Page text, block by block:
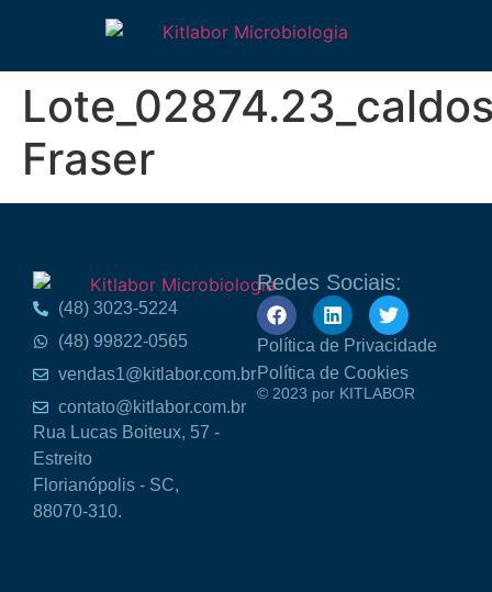
Fraser
(48) 3023-5224
(48) 99822-0565
vendas1@kitlabor.com.br
contato@kitlabor.com.br
Rua Lucas Boiteux, 57 -
Estreito
Florianópolis - SC,
88070-310.
Redes Sociais:
Política de Privacidade
Política de Cookies
© 2023 por KITLABOR